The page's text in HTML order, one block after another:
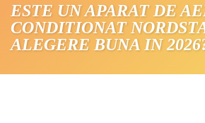
ESTE UN APARAT DE
CONDITIONAT
ALEGERE BUNA IN